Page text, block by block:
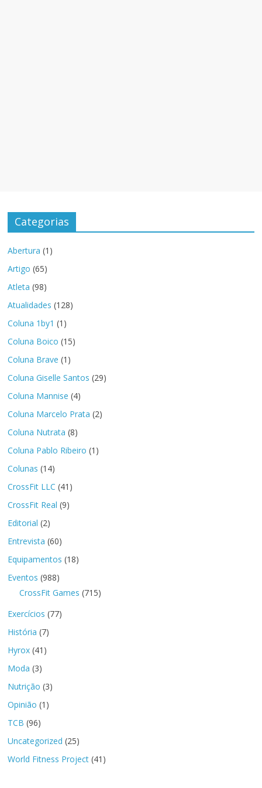
Categorias
Abertura (1)
Artigo (65)
Atleta (98)
Atualidades (128)
Coluna 1by1 (1)
Coluna Boico (15)
Coluna Brave (1)
Coluna Giselle Santos (29)
Coluna Mannise (4)
Coluna Marcelo Prata (2)
Coluna Nutrata (8)
Coluna Pablo Ribeiro (1)
Colunas (14)
CrossFit LLC (41)
CrossFit Real (9)
Editorial (2)
Entrevista (60)
Equipamentos (18)
Eventos (988)
CrossFit Games (715)
Exercícios (77)
História (7)
Hyrox (41)
Moda (3)
Nutrição (3)
Opinião (1)
TCB (96)
Uncategorized (25)
World Fitness Project (41)